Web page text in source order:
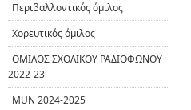
Περιβαλλοντικός όμιλος
Χορευτικός όμιλος
ΟΜΙΛΟΣ ΣΧΟΛΙΚΟΥ ΡΑΔΙΟΦΩΝΟΥ
2022-23
MUN 2024-2025